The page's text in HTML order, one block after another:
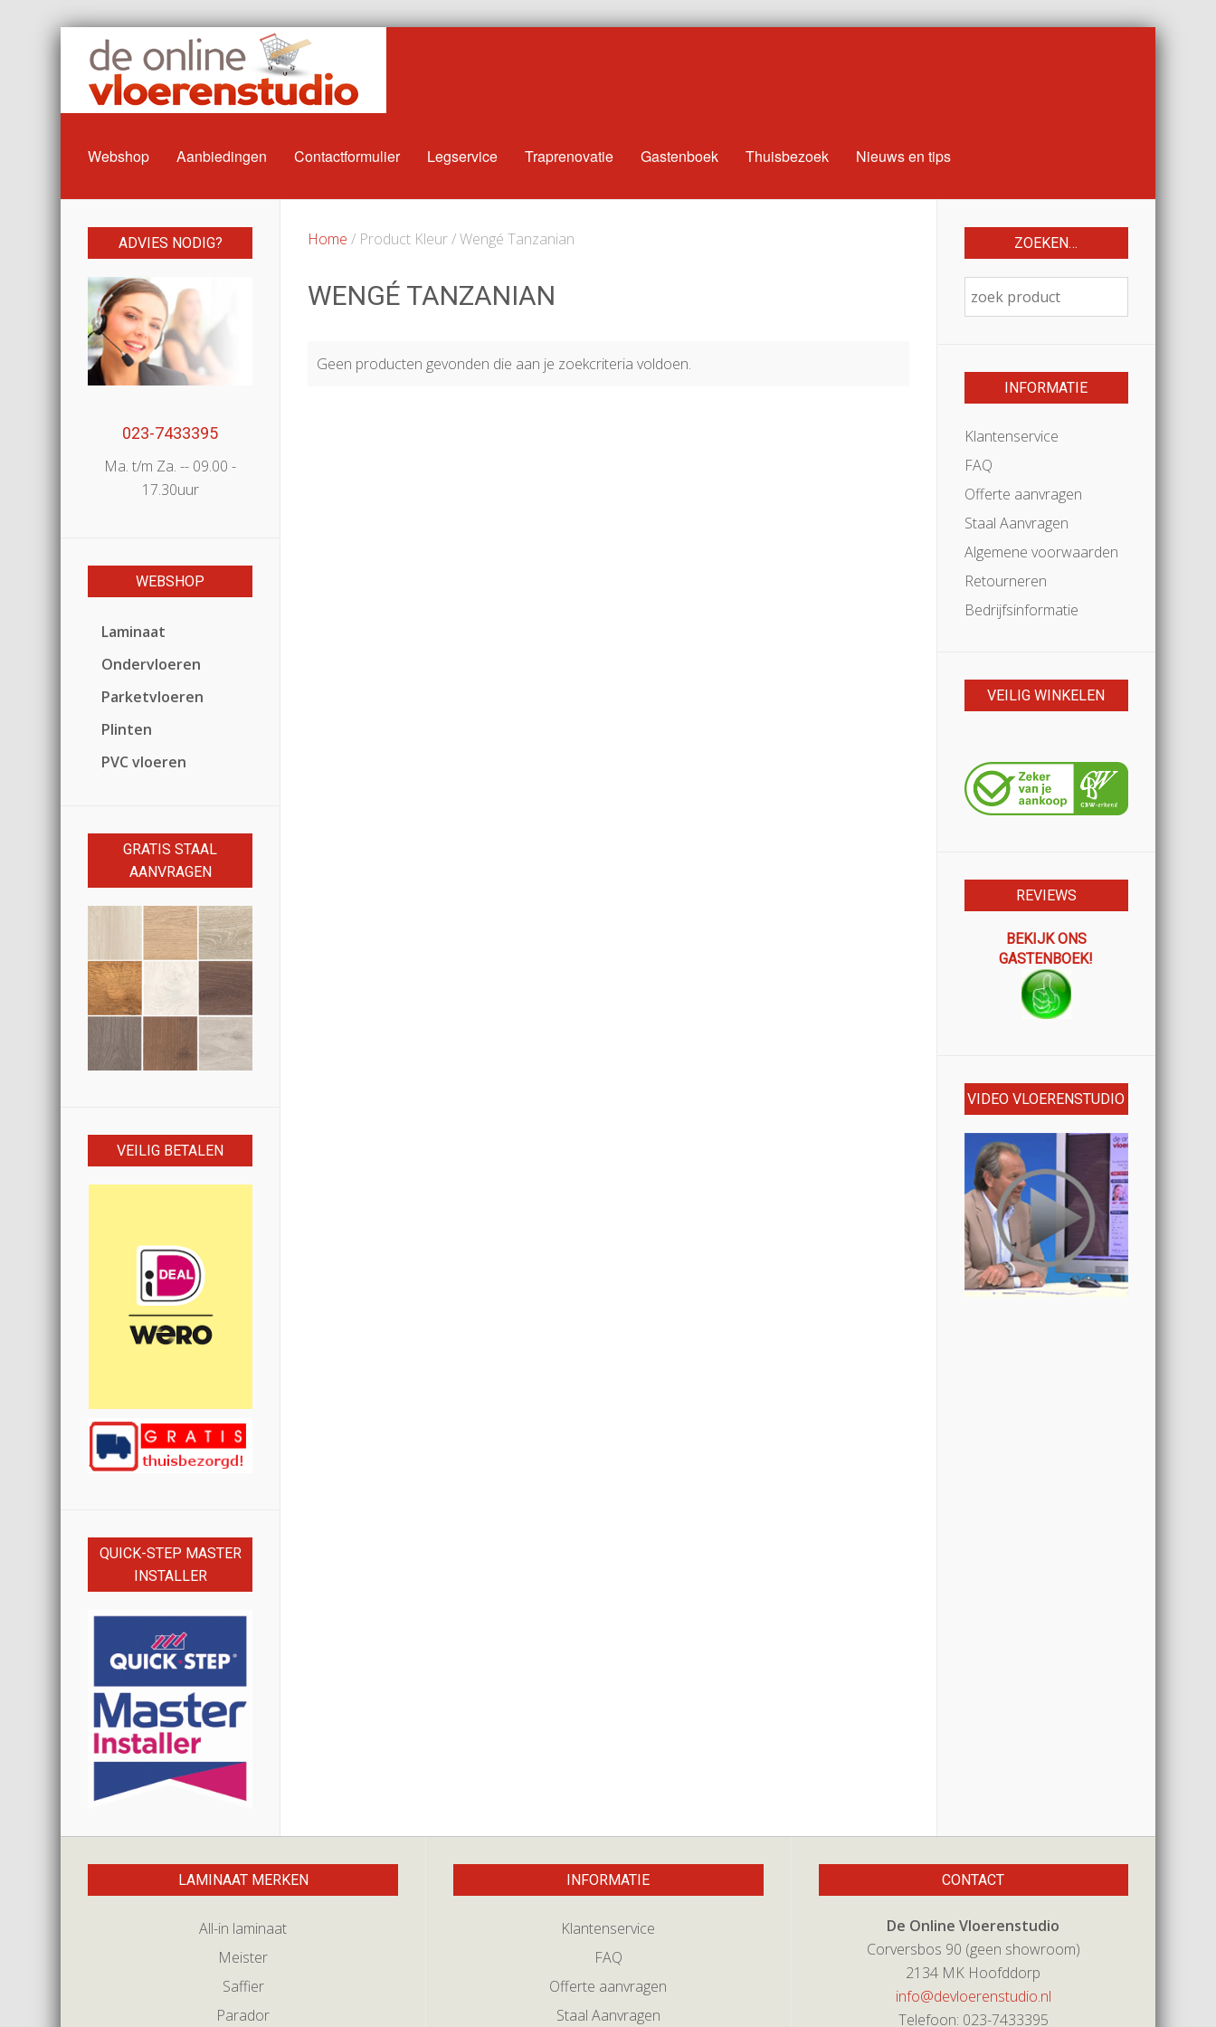
Webshop Aanbiedingen Contactformulier Legservice Traprenovatie Gastenboek Thuisbezoek Nieuws en tips
Home / Product Kleur / Wengé Tanzanian
WENGÉ TANZANIAN
Geen producten gevonden die aan je zoekcriteria voldoen.
ADVIES NODIG?
023-7433395
Ma. t/m Za. -- 09.00 -
17.30uur
WEBSHOP
Laminaat
Ondervloeren
Parketvloeren
Plinten
PVC vloeren
GRATIS STAAL
AANVRAGEN
VEILIG BETALEN
QUICK-STEP MASTER
INSTALLER
ZOEKEN…
INFORMATIE
Klantenservice
FAQ
Offerte aanvragen
Staal Aanvragen
Algemene voorwaarden
Retourneren
Bedrijfsinformatie
VEILIG WINKELEN
REVIEWS
BEKIJK ONS
GASTENBOEK!
VIDEO VLOERENSTUDIO
LAMINAAT MERKEN
All-in laminaat
Meister
Saffier
Parador
INFORMATIE
Klantenservice
FAQ
Offerte aanvragen
Staal Aanvragen
CONTACT
De Online Vloerenstudio
Corversbos 90 (geen showroom)
2134 MK Hoofddorp
info@devloerenstudio.nl
Telefoon: 023-7433395